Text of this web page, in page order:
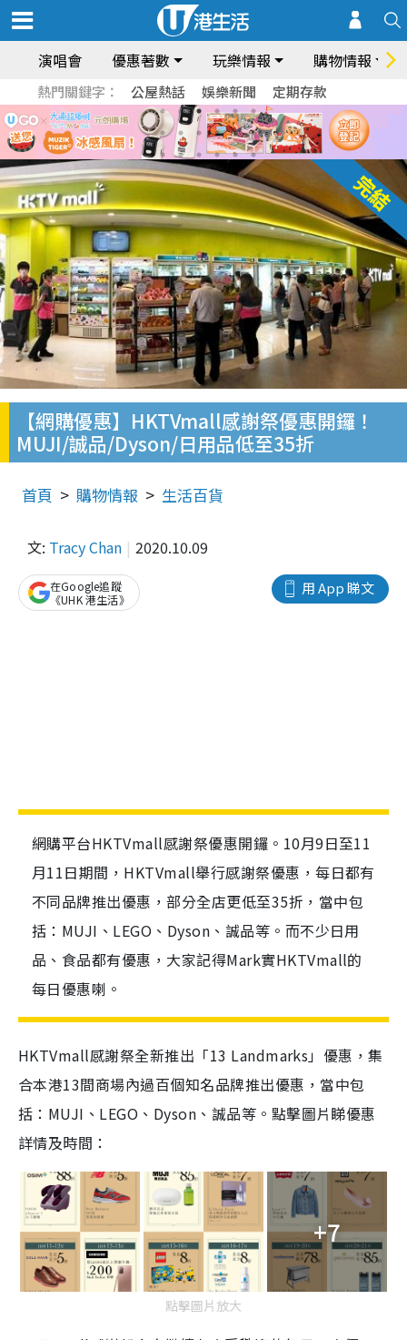
演唱會 優惠著數 玩樂情報 購物情報
熱門關鍵字： 公屋熱話 娛樂新聞 定期存款
【網購優惠】HKTVmall感謝祭優惠開鑼！
MUJI/誠品/Dyson/日用品低至35折
首頁 購物情報 生活百貨
文: Tracy Chan 2020.10.09
用 App 睇文
在Google追蹤
《UHK 港生活》
網購平台HKTVmall感謝祭優惠開鑼。10月9日至11
月11日期間，HKTVmall舉行感謝祭優惠，每日都有
不同品牌推出優惠，部分全店更低至35折，當中包
括：MUJI、LEGO、Dyson、誠品等。而不少日用
品、食品都有優惠，大家記得Mark實HKTVmall的
每日優惠喇。
HKTVmall感謝祭全新推出「13 Landmarks」優惠，集
合本港13間商場內過百個知名品牌推出優惠，當中包
括：MUJI、LEGO、Dyson、誠品等。點擊圖片睇優惠
詳情及時間：
+7
點擊圖片放大